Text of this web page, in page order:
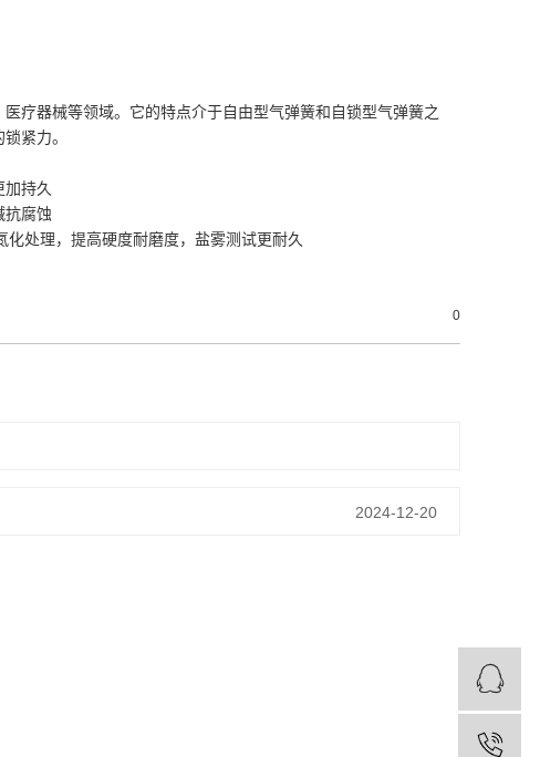
疗器械等领域。它的特点介于自由型气弹簧和自锁型气弹簧之
紧力。
持久
抗腐蚀
处理，提高硬度耐磨度，盐雾测试更耐久
0
2024-12-20